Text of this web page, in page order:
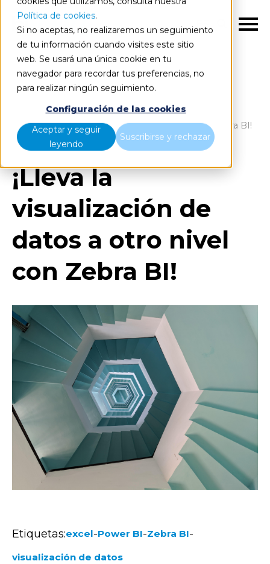
Política de cookies.
Si no aceptas, no realizaremos un seguimiento
de tu información cuando visites este sitio
web. Se usará una única cookie en tu
navegador para recordar tus preferencias, no
para realizar ningún seguimiento.
Configuración de las cookies
Aceptar y seguir
leyendo
Suscribirse y rechazar
ES
¡Lleva la visualización de datos a otro nivel con Zebra BI!
¡Lleva la
visualización de
datos a otro nivel
con Zebra BI!
Etiquetas:excel-Power BI-Zebra BI-
visualización de datos